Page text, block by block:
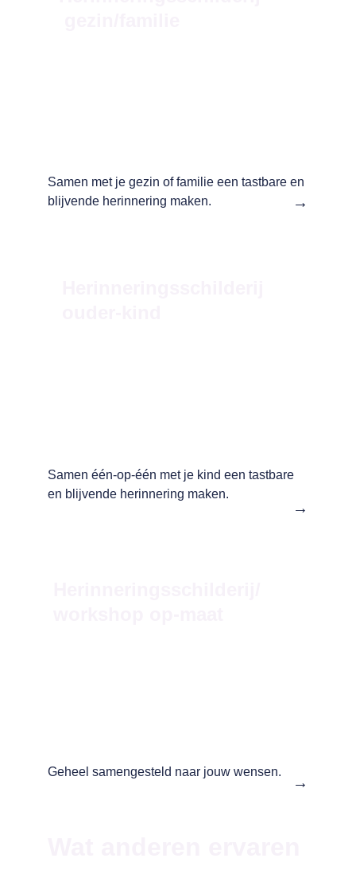
Geheel samengesteld naar jouw wensen.
Samen met je gezin of familie een tastbare en
blijvende herinnering maken.
→
→
→
Samen één-op-één met je kind een tastbare
en blijvende herinnering maken.